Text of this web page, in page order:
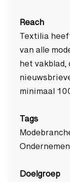
Reach
Textilia
van alle
het
minimaal
Tags
Doelgroep